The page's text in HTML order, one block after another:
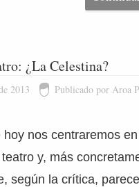
¿La Celestina?
2013 Publicado por Aroa
nos centraremos
y, más
según la crítica,